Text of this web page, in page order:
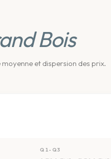
Bois
et dispersion des prix.
Q1-Q3